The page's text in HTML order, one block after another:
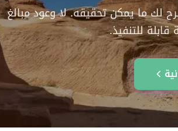
لك ما يمكن تحقيقه. لا وعود مبالغ
للتنفيذ.